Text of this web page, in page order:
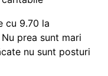
cu 9.70 la
prea sunt mari
nu sunt posturi